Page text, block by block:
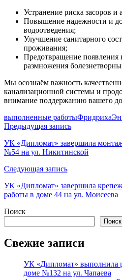
Устранение риска засоров
Повышение надежности и
водоотведения;
Улучшение санитарного
проживания;
Предотвращение появления
размножения
Мы осознаём важность
канализационной системы и
внимание поддержанию вашего
выполненные работы
Навигация
по
записям
Предыдущая запись
УК «Дипломат» завершила
№54 на ул. Никитинской
Следующая запись
УК «Дипломат» завершила
работы в доме 44 на ул. Моисеева
Поиск
Поиск
Свежие записи
УК «Дипломат» выполнила
доме №132 на ул. Чапаева